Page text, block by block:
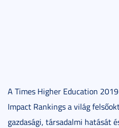
A Times Higher Education
Impact Rankings a világ
gazdasági, társadalmi hatását